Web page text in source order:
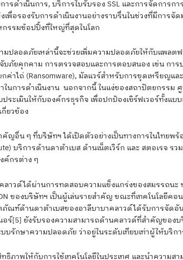
รดำเนินการ, บริการใบรับรอง SSL และการจัดการก
เพื่อรองรับการดำเนินงานอย่างราบรื่นในช่วงที่มีการ
รรมช้อปปิ้งที่ใหญ่ที่สุดในโลก
ปลอดภัยเหล่านี้จะช่วยเพิ่มความปลอดภัยให้กับแพลต
บภัยคุกคาม การตรวจสอบและการตอบสนอง เช่น กา
ค่าไถ่ (Ransomware), มัลแวร์สำหรับการขุดเหรียญแล
ในการดำเนินงาน นอกจากนี้ ในแง่ของสถาปัตยกรรม
ระเมินให้กับองค์กรธุรกิจ เพื่อปกป้องเซิร์ฟเวอร์ทั้งแบ
ยวข้อง
อื่น ๆ ที่บริษัทฯ ได้เปิดตัวอย่างเป็นทางการในไทยพ
บริการด้านดาต้าเบส ด้านเน็ตเวิร์ก และ สตอเรจ
ค์กรต่าง ๆ
าวด์ได้ผ่านการทดสอบความแข็งแกร่งของสมรรถนะ
ของบริษัทฯ เป็นผู้เล่นรายสำคัญ ขณะที่เทคโนโลยีคอ
ณฑ์ด้านดาต้าเบสของอาลีบาบาคลาวด์ได้รับการจัดอัน
อร์[5] ยังรับรองความสามารถด้านคลาวด์ที่สำคัญของ
บบรักษาความปลอดภัย ว่าอยู่ในระดับเทียบเท่าผู้ให้บริก
ภาพให้กับการใช้เทคโนโลยีในประเทศ และนำความสา